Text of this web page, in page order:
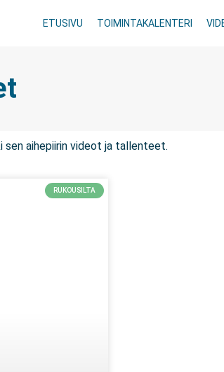
ETUSIVU TOIMINTAKALENTERI
sen aihepiirin videot ja tallenteet.
RUKOUSILTA